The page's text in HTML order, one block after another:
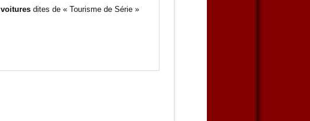
voitures dites de « Tourisme de Série »